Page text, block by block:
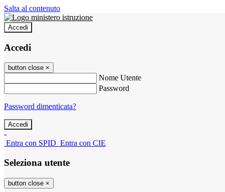
Salta al contenuto
Accedi
Accedi
button close ×
Nome Utente
Password
Password dimenticata?
-
Entra con SPID Entra con CIE
Seleziona utente
button close ×